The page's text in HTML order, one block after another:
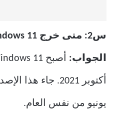
س2: متى خرج Windows 11؟
الجواب:
يونيو من نفس العام.